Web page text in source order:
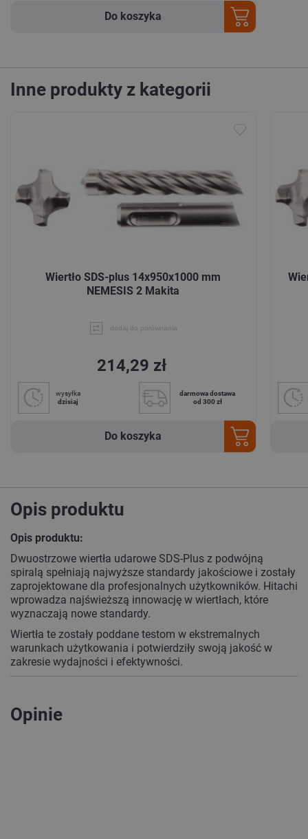
Do koszyka
Inne produkty z kategorii
Wiertło SDS-plus 14x950x1000 mm
NEMESIS 2 Makita
dodaj do porównania
214,29 zł
wysyłka
dzisiaj
darmowa dostawa
od 300 zł
Do koszyka
Opis produktu
Opis produktu:
Dwuostrzowe wiertła udarowe SDS-Plus z podwójną
spiralą spełniają najwyższe standardy jakościowe i zostały
zaprojektowane dla profesjonalnych użytkowników. Hitachi
wprowadza najświeższą innowację w wiertłach, które
wyznaczają nowe standardy.
Wiertła te zostały poddane testom w ekstremalnych
warunkach użytkowania i potwierdziły swoją jakość w
zakresie wydajności i efektywności.
Opinie